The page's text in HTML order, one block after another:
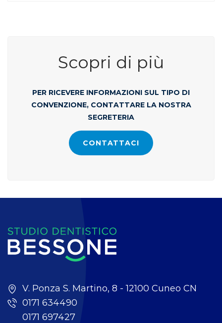
Scopri di più
PER RICEVERE INFORMAZIONI SUL TIPO DI
CONVENZIONE, CONTATTARE LA NOSTRA
SEGRETERIA
CONTATTACI
V. Ponza S. Martino, 8 - 12100 Cuneo CN
0171 634490
0171 697427